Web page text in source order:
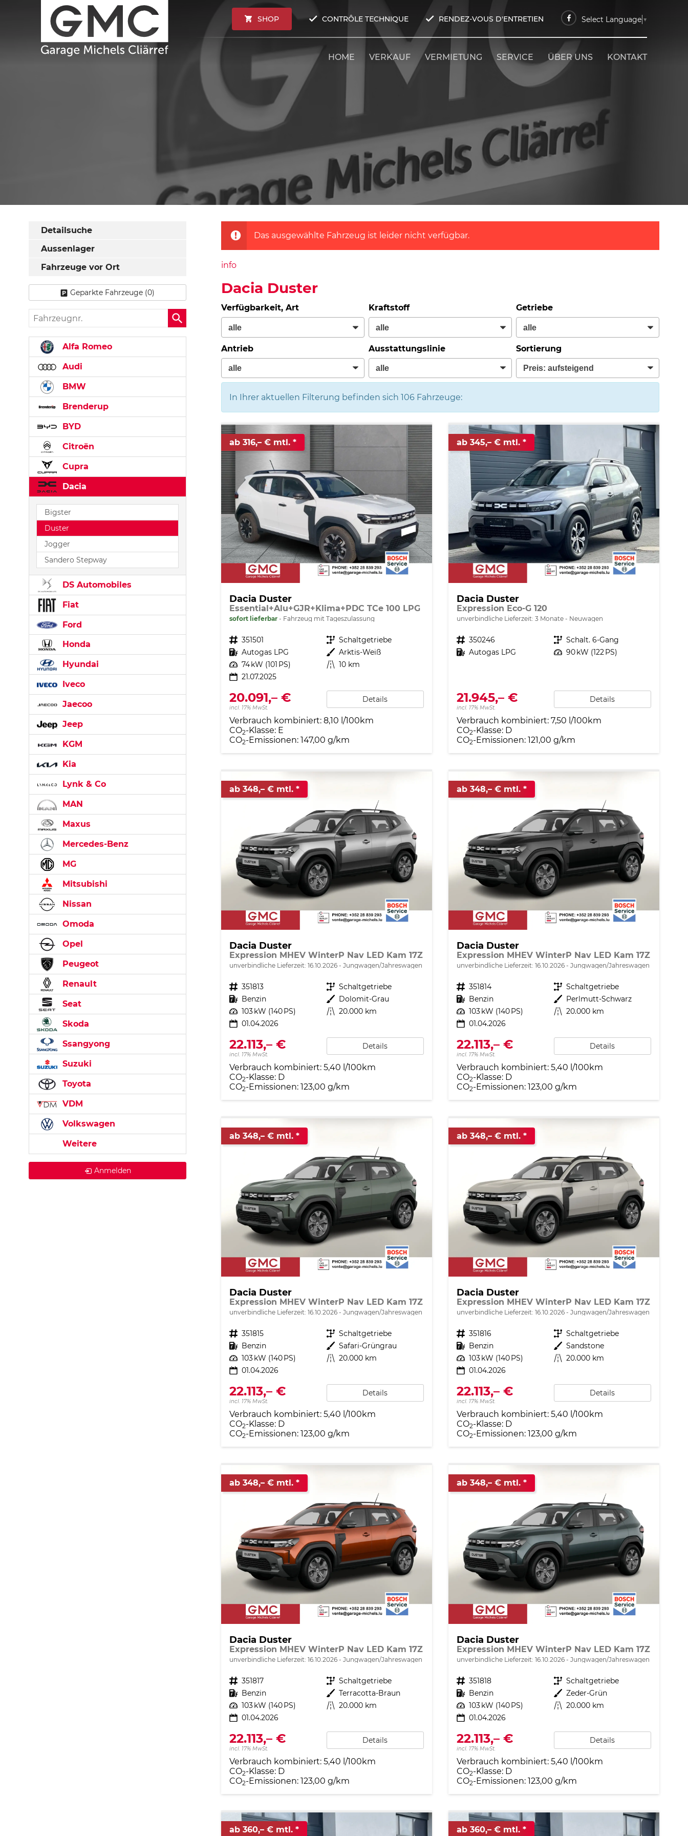
SHOP CONTRÔLE TECHNIQUE RENDEZ-VOUS D'ENTRETIEN Select Language ▼
HOME VERKAUF VERMIETUNG SERVICE ÜBER UNS KONTAKT
Das ausgewählte Fahrzeug ist leider nicht verfügbar.
info
Dacia Duster
Verfügbarkeit, Art Kraftstoff Getriebe
Antrieb Ausstattungslinie Sortierung
In Ihrer aktuellen Filterung befinden sich 106Fahrzeuge:
ab 316,– € mtl.
Dacia Duster
Essential+Alu+GJR+Klima+PDC TCe 100 LPG
sofort lieferbar Fahrzeug mit Tageszulassung
Fahrzeugnr. 351501 Getriebe Schaltgetriebe
Kraftstoff Autogas LPG Außenfarbe Arktis-Weiß
Leistung 74 kW (101 PS) Kilometerstand 10 km
21.07.2025
20.091,– €
incl. 17% MwSt.
Details
Verbrauch kombiniert: 8,10 l/100km
CO2-Klasse: E
CO2-Emissionen: 147,00 g/km
ab 345,– € mtl.
Dacia Duster
Expression Eco-G 120
unverbindliche Lieferzeit: 3 Monate Neuwagen
Fahrzeugnr. 350246 Getriebe Schalt. 6-Gang
Kraftstoff Autogas LPG Leistung 90 kW (122 PS)
21.945,– €
incl. 17% MwSt.
Details
Verbrauch kombiniert: 7,50 l/100km
CO2-Klasse: D
CO2-Emissionen: 121,00 g/km
ab 348,– € mtl.
Dacia Duster
Expression MHEV WinterP Nav LED Kam 17Z
unverbindliche Lieferzeit: 16.10.2026 Jungwagen/Jahreswagen
Fahrzeugnr. 351813 Getriebe Schaltgetriebe
Kraftstoff Benzin Außenfarbe Dolomit-Grau
Leistung 103 kW (140 PS) Kilometerstand 20.000 km
01.04.2026
22.113,– €
incl. 17% MwSt.
Details
Verbrauch kombiniert: 5,40 l/100km
CO2-Klasse: D
CO2-Emissionen: 123,00 g/km
ab 348,– € mtl.
Dacia Duster
Expression MHEV WinterP Nav LED Kam 17Z
unverbindliche Lieferzeit: 16.10.2026 Jungwagen/Jahreswagen
Fahrzeugnr. 351814 Getriebe Schaltgetriebe
Kraftstoff Benzin Außenfarbe Perlmutt-Schwarz
Leistung 103 kW (140 PS) Kilometerstand 20.000 km
01.04.2026
22.113,– €
incl. 17% MwSt.
Details
Verbrauch kombiniert: 5,40 l/100km
CO2-Klasse: D
CO2-Emissionen: 123,00 g/km
ab 348,– € mtl.
Dacia Duster
Expression MHEV WinterP Nav LED Kam 17Z
unverbindliche Lieferzeit: 16.10.2026 Jungwagen/Jahreswagen
Fahrzeugnr. 351815 Getriebe Schaltgetriebe
Kraftstoff Benzin Außenfarbe Safari-Grüngrau
Leistung 103 kW (140 PS) Kilometerstand 20.000 km
01.04.2026
22.113,– €
incl. 17% MwSt.
Details
Verbrauch kombiniert: 5,40 l/100km
CO2-Klasse: D
CO2-Emissionen: 123,00 g/km
ab 348,– € mtl.
Dacia Duster
Expression MHEV WinterP Nav LED Kam 17Z
unverbindliche Lieferzeit: 16.10.2026 Jungwagen/Jahreswagen
Fahrzeugnr. 351816 Getriebe Schaltgetriebe
Kraftstoff Benzin Außenfarbe Sandstone
Leistung 103 kW (140 PS) Kilometerstand 20.000 km
01.04.2026
22.113,– €
incl. 17% MwSt.
Details
Verbrauch kombiniert: 5,40 l/100km
CO2-Klasse: D
CO2-Emissionen: 123,00 g/km
ab 348,– € mtl.
Dacia Duster
Expression MHEV WinterP Nav LED Kam 17Z
unverbindliche Lieferzeit: 16.10.2026 Jungwagen/Jahreswagen
Fahrzeugnr. 351817 Getriebe Schaltgetriebe
Kraftstoff Benzin Außenfarbe Terracotta-Braun
Leistung 103 kW (140 PS) Kilometerstand 20.000 km
01.04.2026
22.113,– €
incl. 17% MwSt.
Details
Verbrauch kombiniert: 5,40 l/100km
CO2-Klasse: D
CO2-Emissionen: 123,00 g/km
ab 348,– € mtl.
Dacia Duster
Expression MHEV WinterP Nav LED Kam 17Z
unverbindliche Lieferzeit: 16.10.2026 Jungwagen/Jahreswagen
Fahrzeugnr. 351818 Getriebe Schaltgetriebe
Kraftstoff Benzin Außenfarbe Zeder-Grün
Leistung 103 kW (140 PS) Kilometerstand 20.000 km
01.04.2026
22.113,– €
incl. 17% MwSt.
Details
Verbrauch kombiniert: 5,40 l/100km
CO2-Klasse: D
CO2-Emissionen: 123,00 g/km
ab 360,– € mtl. ab 360,– € mtl.
Detailsuche
Aussenlager
Fahrzeuge vor Ort
Geparkte Fahrzeuge (0)
Fahrzeugnr.
Alfa Romeo
Audi
BMW
Brenderup
BYD
Citroën
Cupra
Dacia
Bigster
Duster
Jogger
Sandero Stepway
DS Automobiles
Fiat
Ford
Honda
Hyundai
Iveco
Jaecoo
Jeep
KGM
Kia
Lynk & Co
MAN
Maxus
Mercedes-Benz
MG
Mitsubishi
Nissan
Omoda
Opel
Peugeot
Renault
Seat
Skoda
Ssangyong
Suzuki
Toyota
VDM
Volkswagen
Weitere
Anmelden